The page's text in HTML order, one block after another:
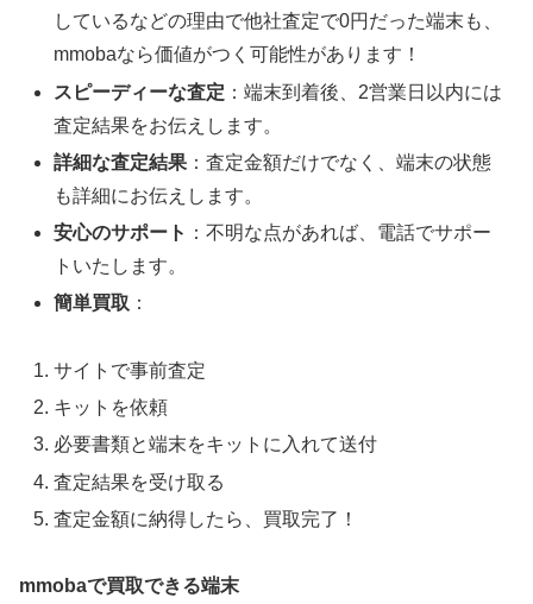
しているなどの理由で他社査定で0円だった端末も、
mmobaなら価値がつく可能性があります！
スピーディーな査定 ：端末到着後、2営業日以内には
査定結果をお伝えします。
詳細な査定結果 ：査定金額だけでなく、端末の状態
も詳細にお伝えします。
安心のサポート ：不明な点があれば、電話でサポー
トいたします。
簡単買取 ：
サイトで事前査定
キットを依頼
必要書類と端末をキットに入れて送付
査定結果を受け取る
査定金額に納得したら、買取完了！
mmobaで買取できる端末